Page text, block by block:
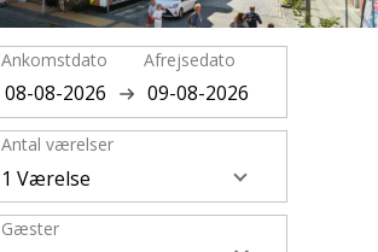
Ankomstdato Afrejsedato
Antal værelser
1 Værelse
Gæster